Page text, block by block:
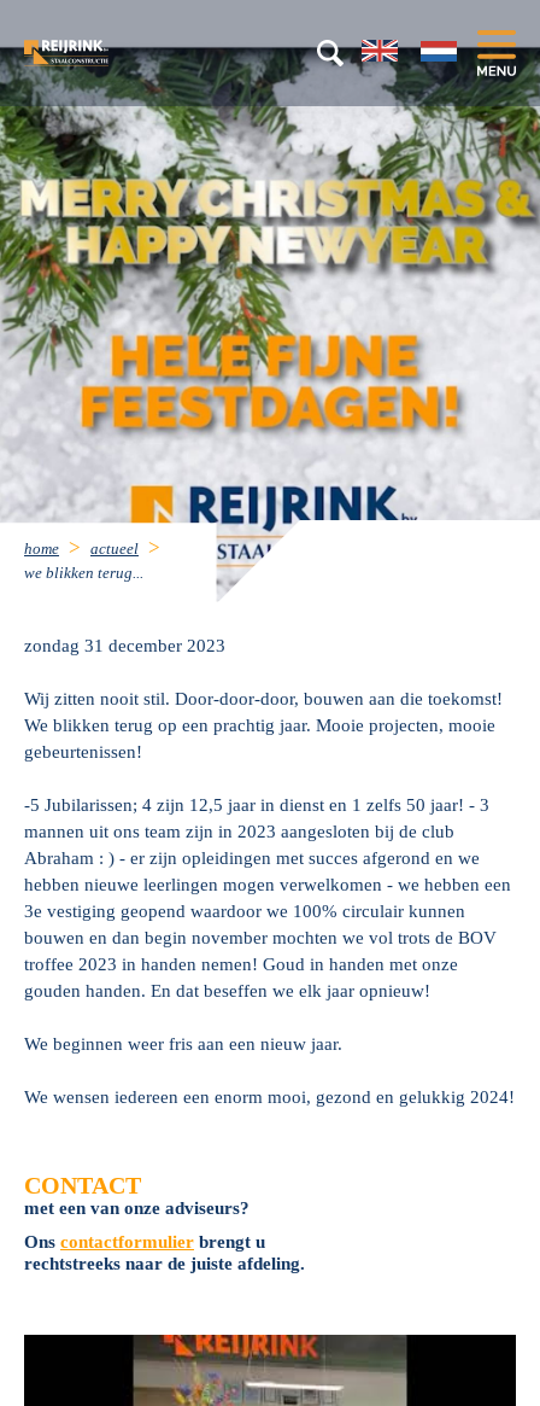
home
actueel
we blikken terug...
zondag 31 december 2023
Wij zitten nooit stil. Door-door-door, bouwen aan die toekomst!
We blikken terug op een prachtig jaar. Mooie projecten, mooie
gebeurtenissen!
-5 Jubilarissen; 4 zijn 12,5 jaar in dienst en 1 zelfs 50 jaar! - 3
mannen uit ons team zijn in 2023 aangesloten bij de club
Abraham : ) - er zijn opleidingen met succes afgerond en we
hebben nieuwe leerlingen mogen verwelkomen - we hebben een
3e vestiging geopend waardoor we 100% circulair kunnen
bouwen en dan begin november mochten we vol trots de BOV
troffee 2023 in handen nemen! Goud in handen met onze
gouden handen. En dat beseffen we elk jaar opnieuw!
We beginnen weer fris aan een nieuw jaar.
We wensen iedereen een enorm mooi, gezond en gelukkig 2024!
CONTACT
met een van onze adviseurs?
Ons contactformulier brengt u
rechtstreeks naar de juiste afdeling.